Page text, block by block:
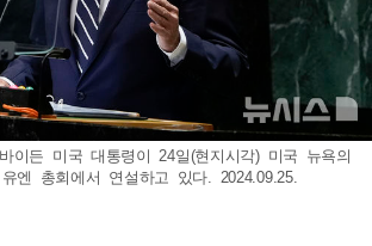
이든 미국 대통령이 24일(현지시각) 미국 뉴욕의
엔 총회에서 연설하고 있다. 2024.09.25.